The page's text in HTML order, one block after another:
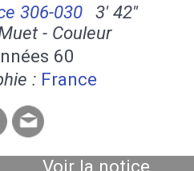
306-030
3' 42''
- Couleur
60
: France
Voir la notice